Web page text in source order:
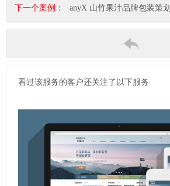
下一个案例： anyX 山竹果汁品牌包装策划
看过该服务的客户还关注了以下服务